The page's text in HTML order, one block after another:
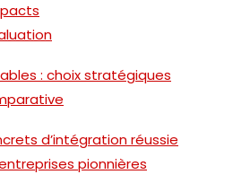
: choix stratégiques
d’intégration réussie
pionnières